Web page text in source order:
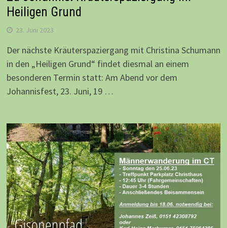
Heiligen Grund
23. Juni 2023
Der nächste Kräuterspaziergang mit Christina Schumann
in den „Heiligen Grund“ findet diesmal an einem
besonderen Termin statt: Am Abend vor dem
Johannisfest, 23. Juni, 19 …